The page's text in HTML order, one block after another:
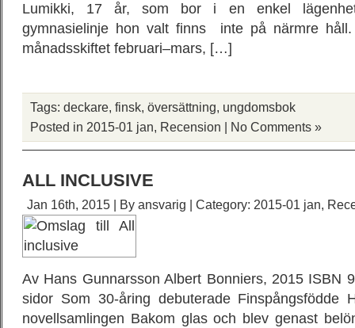
Lumikki, 17 år, som bor i en enkel
gymnasielinje hon valt finns inte på närmre
månadsskiftet februari–mars, […]
Tags: deckare, finsk, översättning, ungdomsbok
Posted in 2015-01 jan, Recension | No Comments »
ALL INCLUSIVE
Jan 16th, 2015 | By ansvarig | Category: 2015-01 jan,
Av Hans Gunnarsson Albert Bonniers, 2015 ISBN
sidor Som 30-åring debuterade Finspångsfödde
novellsamlingen Bakom glas och blev genast